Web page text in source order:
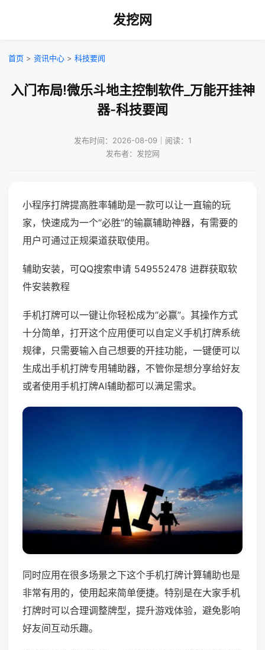
发挖网
首页 > 资讯中心 > 科技要闻
入门布局!微乐斗地主控制软件_万能开挂神
器-科技要闻
发布时间：2026-08-09｜阅读：1
发布者：发挖网
小程序打牌提高胜率辅助是一款可以让一直输的玩
家，快速成为一个“必胜”的输赢辅助神器，有需要的
用户可通过正规渠道获取使用。
辅助安装，可QQ搜索申请 549552478 进群获取软
件安装教程
手机打牌可以一键让你轻松成为“必赢”。其操作方式
十分简单，打开这个应用便可以自定义手机打牌系统
规律，只需要输入自己想要的开挂功能，一键便可以
生成出手机打牌专用辅助器，不管你是想分享给好友
或者使用手机打牌AI辅助都可以满足需求。
同时应用在很多场景之下这个手机打牌计算辅助也是
非常有用的，使用起来简单便捷。特别是在大家手机
打牌时可以合理调整牌型，提升游戏体验，避免影响
好友间互动乐趣。